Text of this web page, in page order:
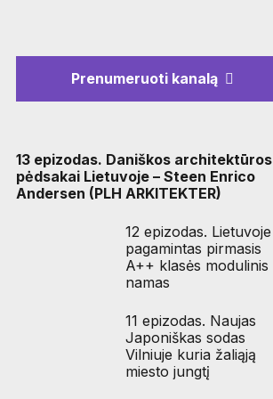
Prenumeruoti kanalą
13 epizodas. Daniškos architektūros
pėdsakai Lietuvoje – Steen Enrico
Andersen (PLH ARKITEKTER)
12 epizodas. Lietuvoje
pagamintas pirmasis
A++ klasės modulinis
namas
11 epizodas. Naujas
Japoniškas sodas
Vilniuje kuria žaliąją
miesto jungtį